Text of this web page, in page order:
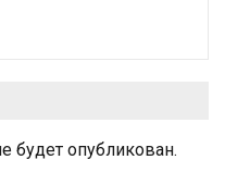
будет опубликован.